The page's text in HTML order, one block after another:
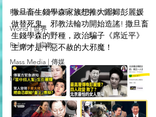
Pandemic & Health | 流行病 & 健康
World | 世界
Religion | 宗教
Mass Media | 傳媒
Middle East
撒旦畜生錢學森家族想推大淫婦彭麗媛
做替死鬼。邪教法輪功開始造謠! 撒旦畜
生錢學森的野種，政治騙子《席近平》
主席才是十惡不赦的大邪魔！